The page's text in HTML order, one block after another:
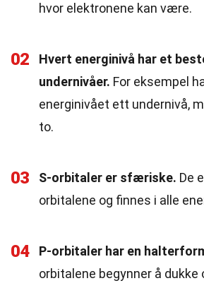
hvor elektronene kan være.
02
Hvert energinivå har et
undernivåer. For eksempel
energinivået ett undernivå,
to.
03 S-orbitaler er sfæriske. De
orbitalene og finnes i alle
04 P-orbitaler har en
orbitalene begynner å dukke